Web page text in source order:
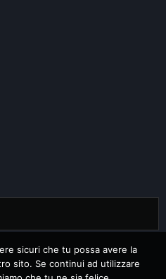
sicuri che tu possa avere la
sito. Se continui ad utilizzare